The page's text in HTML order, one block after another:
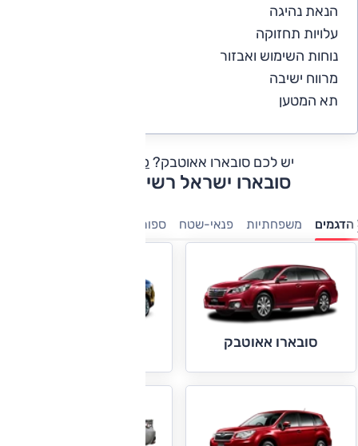
הנאת נהיגה
עלויות תחזוקה
נוחות השימוש ואבזור
מרווח ישיבה
תא המטען
יש לכם סובארו אאוטבק? כתבו חוות דעת
סובארו ישראל רשימת דגמים
הדגמים משפחתיות פנאי-שטח ספורט
סובארו אאוטבק